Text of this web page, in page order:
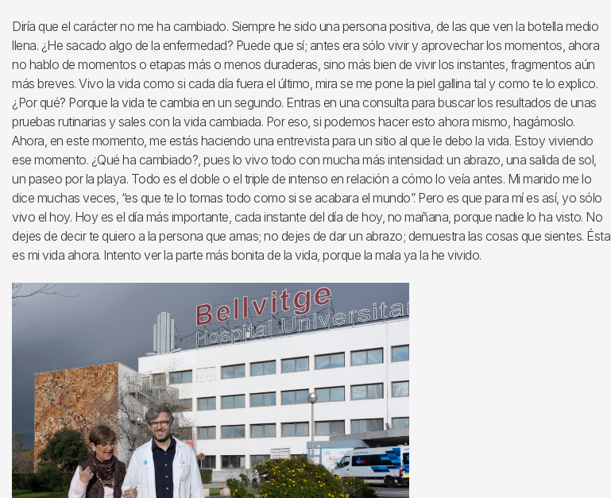
Diría que el carácter no me ha cambiado. Siempre he sido una persona positiva, de las que ven la botella medio
llena. ¿He sacado algo de la enfermedad? Puede que sí; antes era sólo vivir y aprovechar los momentos, ahora
no hablo de momentos o etapas más o menos duraderas, sino más bien de vivir los instantes, fragmentos aún
más breves. Vivo la vida como si cada día fuera el último, mira se me pone la piel gallina tal y como te lo explico.
¿Por qué? Porque la vida te cambia en un segundo. Entras en una consulta para buscar los resultados de unas
pruebas rutinarias y sales con la vida cambiada. Por eso, si podemos hacer esto ahora mismo, hagámoslo.
Ahora, en este momento, me estás haciendo una entrevista para un sitio al que le debo la vida. Estoy viviendo
ese momento. ¿Qué ha cambiado?, pues lo vivo todo con mucha más intensidad: un abrazo, una salida de sol,
un paseo por la playa. Todo es el doble o el triple de intenso en relación a cómo lo veía antes. Mi marido me lo
dice muchas veces, “es que te lo tomas todo como si se acabara el mundo”. Pero es que para mí es así, yo sólo
vivo el hoy. Hoy es el día más importante, cada instante del día de hoy, no mañana, porque nadie lo ha visto. No
dejes de decir te quiero a la persona que amas; no dejes de dar un abrazo; demuestra las cosas que sientes. Ésta
es mi vida ahora. Intento ver la parte más bonita de la vida, porque la mala ya la he vivido.